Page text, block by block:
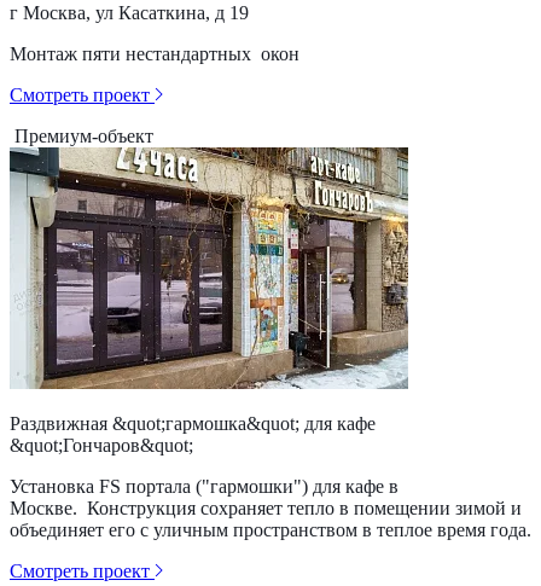
г Москва, ул Касаткина, д 19
Монтаж пяти нестандартных окон
Смотреть проект
Премиум-объект
Раздвижная &quot;гармошка&quot; для кафе
&quot;Гончаров&quot;
Установка FS портала ("гармошки") для кафе в
Москве. Конструкция сохраняет тепло в помещении зимой и
объединяет его с уличным пространством в теплое время года.
Смотреть проект